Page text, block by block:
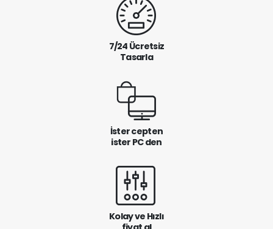
7/24 Ücretsiz
Tasarla
İster cepten
ister PC den
Kolay ve Hızlı